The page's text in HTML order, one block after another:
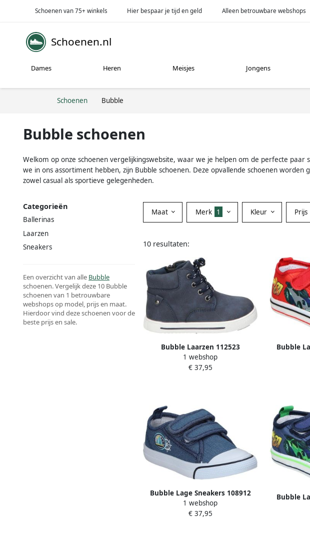
Schoenen van 75+ winkels Hier bespaar je tijd en geld Alleen betrouwbare webshops
Schoenen.nl
Dames Heren Meisjes Jongens
Schoenen Bubble
Bubble schoenen
Welkom op onze schoenen vergelijkingswebsite, waar we je helpen om de perfecte
we in ons assortiment hebben, zijn Bubble schoenen. Deze opvallende schoenen
zowel casual als sportieve gelegenheden.
Categorieën
Ballerinas
Laarzen
Sneakers
Een overzicht van alle Bubble
schoenen. Vergelijk deze 10 Bubble
schoenen van 1 betrouwbare
webshops op model, prijs en maat.
Hierdoor vind deze schoenen voor de
beste prijs en sale.
Maat Merk 1 Kleur Prijs
10 resultaten:
Bubble Laarzen 112523
1 webshop
€ 37,95
Bubble
Bubble Lage Sneakers 108912
1 webshop
€ 37,95
Bubble